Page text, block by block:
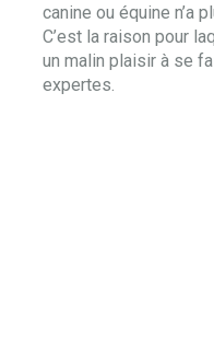
canine ou équine n’a
C’est la raison pour
un malin plaisir à se
expertes.